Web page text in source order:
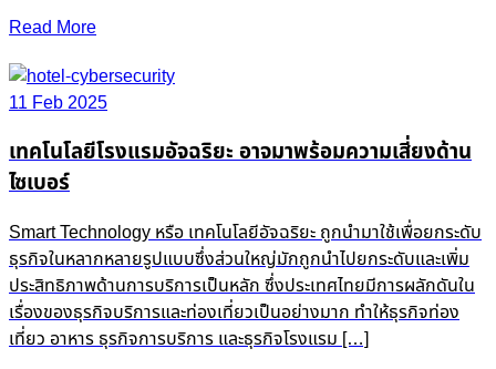
Read More
11 Feb 2025
เทคโนโลยีโรงแรมอัจฉริยะ อาจมาพร้อมความเสี่ยงด้าน
ไซเบอร์
Smart Technology หรือ เทคโนโลยีอัจฉริยะ ถูกนำมาใช้เพื่อยกระดับ
ธุรกิจในหลากหลายรูปแบบซึ่งส่วนใหญ่มักถูกนำไปยกระดับและเพิ่ม
ประสิทธิภาพด้านการบริการเป็นหลัก ซึ่งประเทศไทยมีการผลักดันใน
เรื่องของธุรกิจบริการและท่องเที่ยวเป็นอย่างมาก ทำให้ธุรกิจท่อง
เที่ยว อาหาร ธุรกิจการบริการ และธุรกิจโรงแรม […]